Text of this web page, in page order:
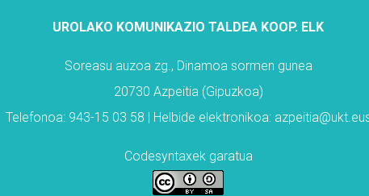
UROLAKO KOMUNIKAZIO TALDEA KOOP. ELK
Soreasu auzoa zg., Dinamoa sormen gunea
20730 Azpeitia (Gipuzkoa)
Telefonoa: 943-15 03 58 | Helbide elektronikoa:
Codesyntaxek garatua